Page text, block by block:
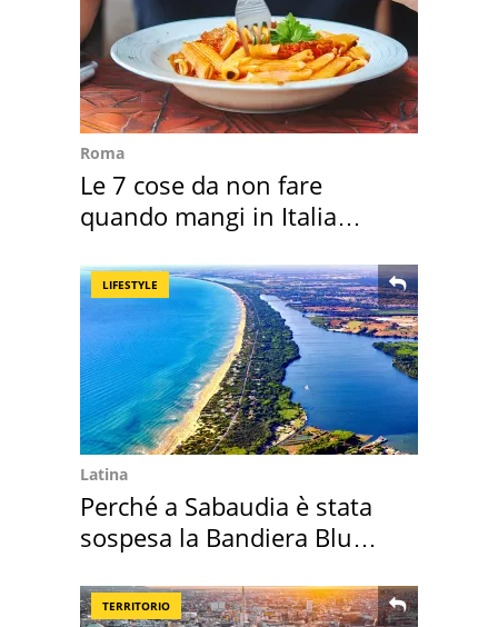
Roma
Le 7 cose da non fare
quando mangi in Italia
LIFESTYLE
Latina
Perché a Sabaudia è stata
sospesa la Bandiera Blu
TERRITORIO